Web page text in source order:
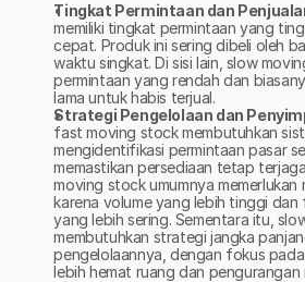
Tingkat Permintaan dan
memiliki tingkat permintaan yang
cepat. Produk ini sering dibeli oleh
waktu singkat. Di sisi lain, slow
permintaan yang rendah dan
lama untuk habis terjual.
Strategi Pengelolaan dan
fast moving stock membutuhkan
mengidentifikasi permintaan pasar
memastikan persediaan tetap
moving stock umumnya
karena volume yang lebih tinggi dan
yang lebih sering. Sementara itu,
membutuhkan strategi jangka
pengelolaannya, dengan fokus
lebih hemat ruang dan